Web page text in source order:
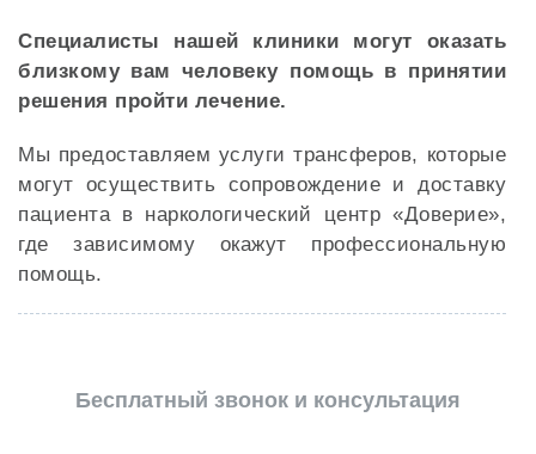
Специалисты нашей клиники могут оказать
близкому вам человеку помощь в принятии
решения пройти лечение.
Мы предоставляем услуги трансферов, которые
могут осуществить сопровождение и доставку
пациента в наркологический центр «Доверие»,
где зависимому окажут профессиональную
помощь.
Бесплатный звонок и консультация